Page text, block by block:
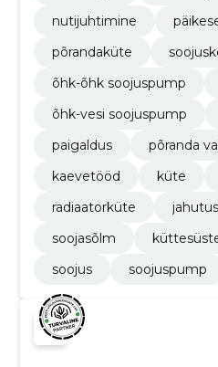
nutijuhtimine
põrandaküte
õhk-õhk soojuspump
õhk-vesi soojuspump
paigaldus
põranda
kaevetööd
küte
radiaatorküte
jahutus
soojasõlm
soojus
soojuspump